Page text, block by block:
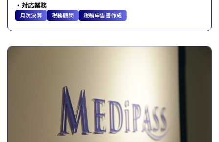
対応業務
月次決算 税務顧問 税務申告書作成